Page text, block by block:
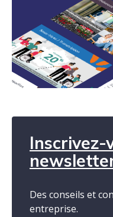
Inscrivez-
Des conseils et
entreprise.